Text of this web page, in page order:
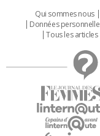
Qui sommes nous
Données
Tous les articles